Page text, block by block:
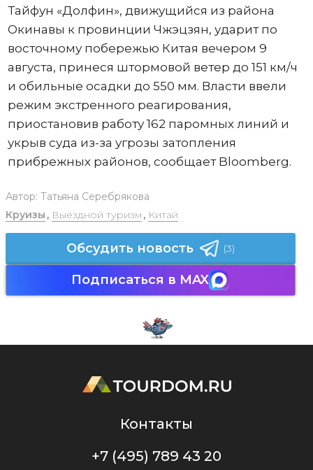
Тайфун «Долфин», движущийся из района
Окинавы к провинции Чжэцзян, ударит по
восточному побережью Китая вечером 9
августа, принеся штормовой ветер до 151 км/ч
и обильные осадки до 550 мм. Власти ввели
режим экстренного реагирования,
приостановив работу 162 паромных линий и
укрыв суда из-за угрозы затопления
прибрежных районов, сообщает Bloomberg.
Автор: Татьяна Серебрякова
Круизы , Выездной туризм , Китай
Обсудить новость (3)
Подписаться в MAX
Контакты
+7 (495) 789 43 20